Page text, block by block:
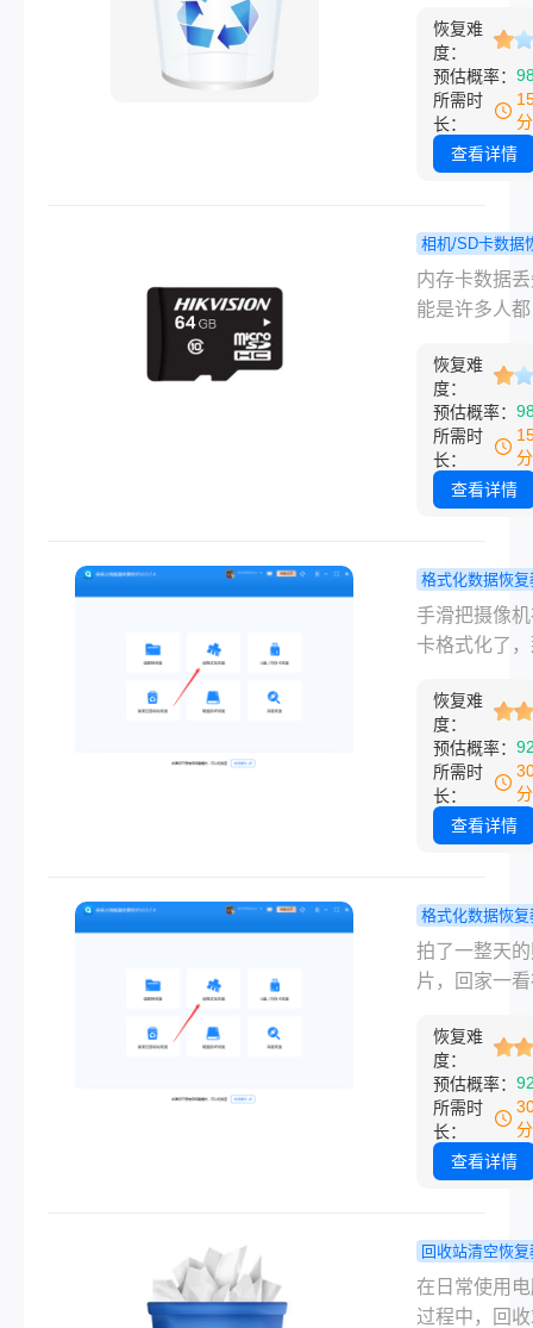
回！
最担心的事
一。当你按
回收站”按钮
猛然意识到
放着重要的
是难以言喻
恢复难
度：
预估概率：
所需时
长：
查看详情
相机/SD卡数据
程 内存卡数
失要怎么恢
回！
内存卡数据
能是许多人
问题。无论
着珍贵照片
文件，还是
据，一旦内
的数据丢失
们一起探讨
存卡数据丢
么恢复方法。
恢复难
度：
预估概率：
所需时
长：
查看详情
格式化数据恢复
摄像机卡格
了还能找回
办法，真的
戏！
手滑把摄像
卡格式化了
里面可能存
月的拍摄素
礼、旅行、
长的记录，
了。别急着
题，其实有
谱的办法可
本文会从最
工具，按从
的顺序来，
自己的情况
行。先说最
一句话：发
化之后，立
西，这一步
翻好几倍。
恢复难
度：
预估概率：
所需时
长：
查看详情
格式化数据恢复
佳能相机格
了怎么恢复
招真的能找
片！
拍了一整天
片，回家一
我自己就遇
种事，当时
片空白。佳
格式化了怎
复？是不是
现，只要你
之后没有往
续拍新照片
恢复难
度：
预估概率：
所需时
长：
查看详情
回收站清空恢
如何恢复清
收站？来试
在日常使用
过程中，回